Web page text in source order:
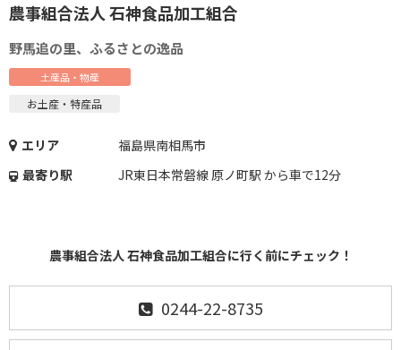
農事組合法人 石神食品加工組合
野馬追の里、ふるさとの逸品
土産品・物産
お土産・特産品
エリア
福島県南相馬市
最寄り駅
JR東日本常磐線 原ノ町駅 から車で12分
農事組合法人 石神食品加工組合に行く前にチェック！
0244-22-8735